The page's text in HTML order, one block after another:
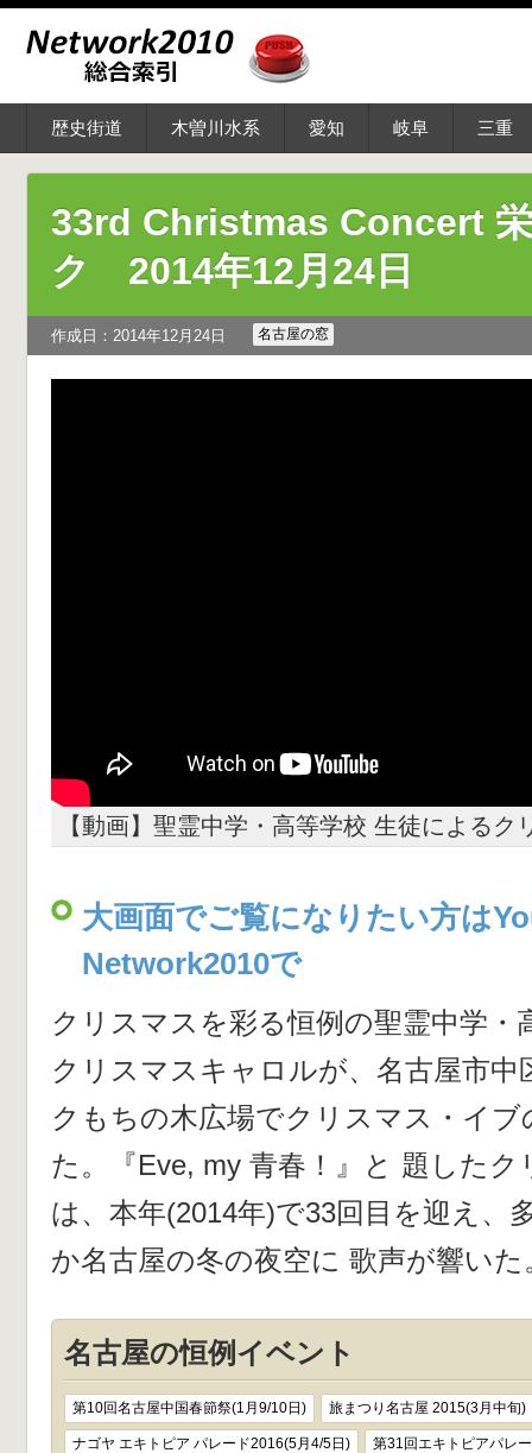
歴史街道 木曽川水系 愛知 岐阜 三重
33rd Christmas Concert
ク 2014年12月24日
作成日：2014年12月24日 名古屋の窓
【動画】聖霊中学・高等学校 生徒によるク
大画面でご覧になりたい方は
Network2010で
クリスマスを彩る恒例の聖霊中学・
クリスマスキャロルが、名古屋市
クもちの木広場でクリスマス・イブ
た。『Eve, my 青春！』と 題した
は、本年(2014年)で33回目を迎え、
か名古屋の冬の夜空に 歌声が響いた
名古屋の恒例イベント
第10回名古屋中国春節祭(1月9/10日) 旅まつり名古屋 2015(3月中旬)
ナゴヤ エキトピア パレード2016(5月4/5日) 第31回エキトピアパレ